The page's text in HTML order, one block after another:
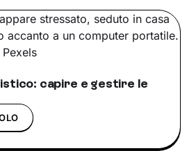
capire e gestire le